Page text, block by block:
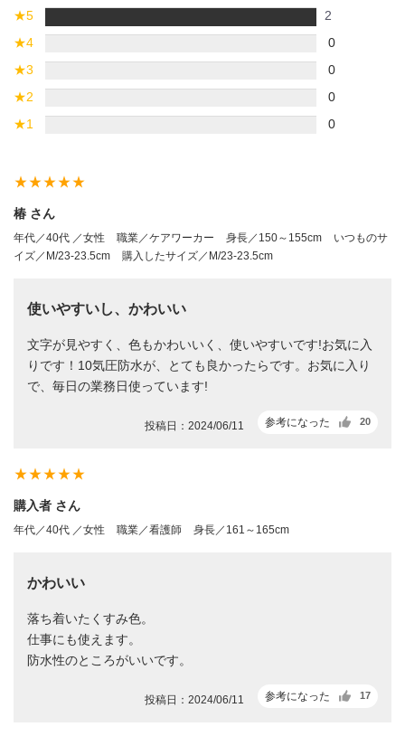
★5
2
★4
0
★3
0
★2
0
★1 0
star_ratestar_ratestar_ratestar_ratestar_rate
椿 さん
年代／40代 ／女性 職業／ケアワーカー 身長／150～155cm
いつものサ
イズ／M/23-23.5cm
購入したサイズ／M/23-23.5cm
使いやすいし、かわいい
文字が見やすく、色もかわいいく、使いやすいです!お気に入
りです！10気圧防水が、とても良かったらです。お気に入り
で、毎日の業務日使っています!
参考になった 20
投稿日：2024/06/11
star_ratestar_ratestar_ratestar_ratestar_rate
購入者 さん
年代／40代 ／女性 職業／看護師 身長／161～165cm
かわいい
落ち着いたくすみ色。
仕事にも使えます。
防水性のところがいいです。
参考になった 17
投稿日：2024/06/11